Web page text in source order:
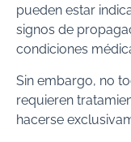
pueden estar
signos de
condiciones
Sin embargo, no
requieren
hacerse